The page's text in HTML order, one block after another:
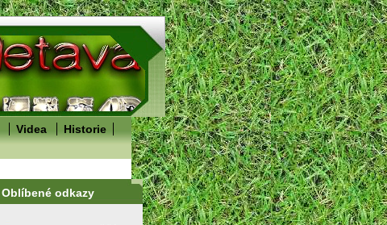
Videa
Historie
Oblíbené odkazy